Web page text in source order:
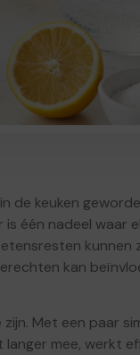
keuken
één nadeel waar
kunnen
kan
Met een paar
mee, werkt